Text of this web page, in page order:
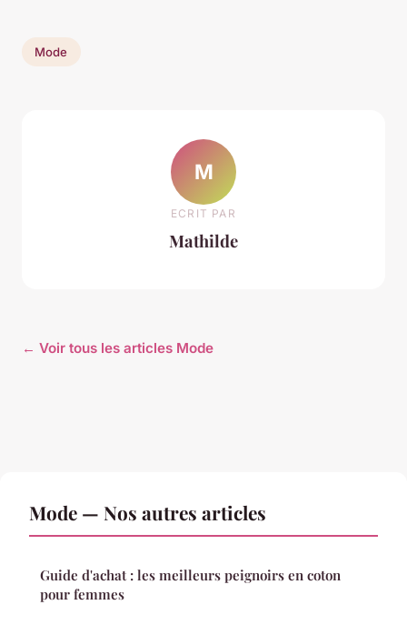
Mode
M
ECRIT PAR
Mathilde
← Voir tous les articles Mode
Mode — Nos autres articles
Guide d'achat : les meilleurs peignoirs en coton
pour femmes